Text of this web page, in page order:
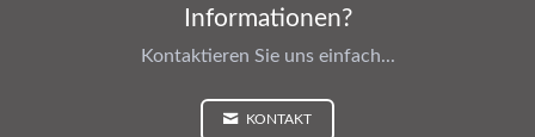
Informationen?
Kontaktieren Sie uns einfach...
KONTAKT